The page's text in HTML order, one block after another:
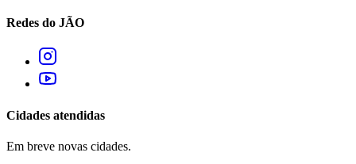
Redes do JÃO
Cidades atendidas
Em breve novas cidades.